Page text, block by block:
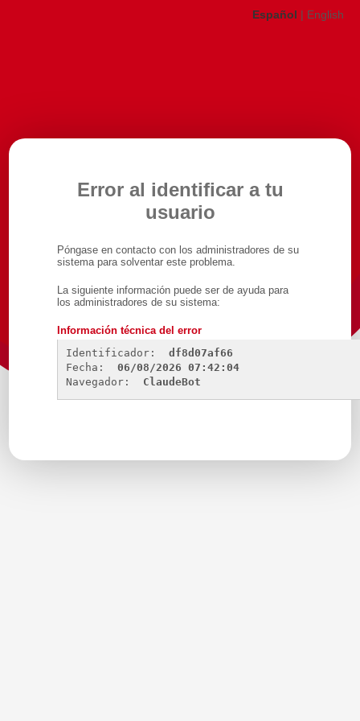
Español | English
Error al identificar a tu
usuario
Póngase en contacto con los administradores de su
sistema para solventar este problema.
La siguiente información puede ser de ayuda para
los administradores de su sistema:
Información técnica del error
Identificador:
df8d07af66
Fecha:
06/08/2026 07:42:04
Navegador:
ClaudeBot